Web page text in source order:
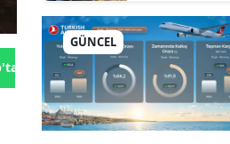
Gönder
Raporunu
Paylaştı:
Çalışmalar İlçe
Genelinde
Aralıksız
Sürüyor
GÜNCEL